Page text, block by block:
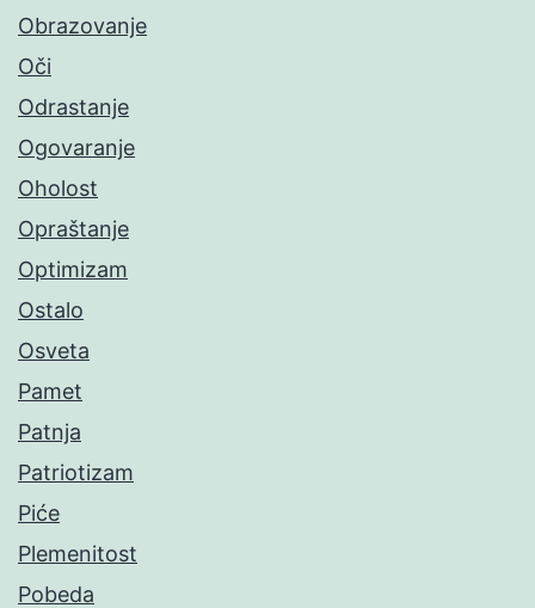
Obrazovanje
Oči
Odrastanje
Ogovaranje
Oholost
Opraštanje
Optimizam
Ostalo
Osveta
Pamet
Patnja
Patriotizam
Piće
Plemenitost
Pobeda